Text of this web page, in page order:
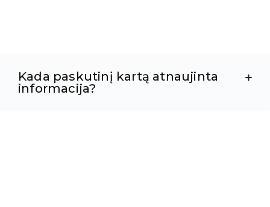
Kada paskutinį kartą atnaujinta
informacija?